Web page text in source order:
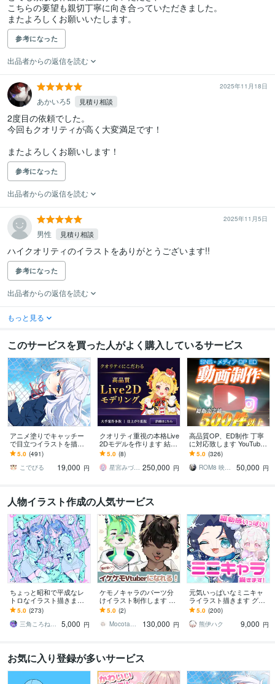
こちらの要望も親切丁寧に向き合っていただきました。
またよろしくお願いいたします。
参考になった
出品者からの返信を読む
2025年11月18日
あかいろ5 見積り相談
2度目の依頼でした。
今回もクオリティが高く大変満足です！
またよろしくお願いします！
参考になった
出品者からの返信を読む
2025年11月5日
男性 見積り相談
ハイクオリティのイラストをありがとうございます!!
参考になった
出品者からの返信を読む
もっと見る
このサービスを買った人がよく購入しているサービス
アニメ塗りでキャッチー
で目立つイラストを描き
ます 動画用、スチル、ア
イコン等、目を引くイラ
ストをご希望の方に！
5.0 (491)
こでびる
19,000 円
クオリティ重視の本格Live
2Dモデルを作ります 結城
さくな様/あおぎり元代表
など大手配信者様の実績
多数あり
5.0 (8)
星宮みづき＠Live2D 250,000 円
高品質OP、ED制作 丁寧
に対応致します YouTube
初心者からベテランまで
使える豊富なラインナッ
プ
5.0 (326)
ROM8 映像クリエイター
50,000 円
人物イラスト作成の人気サービス
ちょっと昭和で平成なレ
トロなイラスト描きます
昭和・平成レトロ☆ネオ
ン☆パステル
5.0 (273)
三角ころねる☆プロフ必読願います
5,000 円
ケモノキャラのパーツ分
けイラスト制作します 顔
が良いイケケモVtuberに
なりたい方、お任せくだ
さい！
5.0 (2)
Mocota（もこた）
130,000 円
元気いっぱいなミニキャ
ライラスト描きます グッ
ズ/動画/スタンプ/などに
5.0 (200)
熊伊ハク
9,000 円
お気に入り登録が多いサービス